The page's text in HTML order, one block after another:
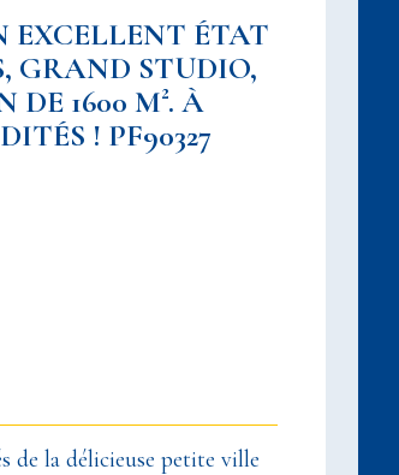
EXCELLENT ÉTAT
GRAND STUDIO,
1600 M². À
! PF90327
de la délicieuse petite ville